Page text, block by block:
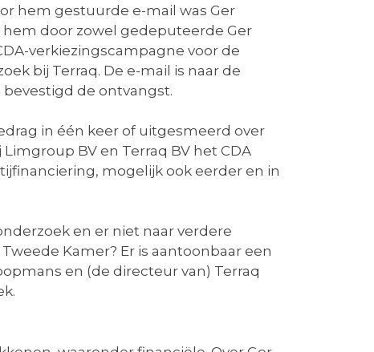
hem gestuurde e-mail was Ger
door zowel gedeputeerde Ger
verkiezingscampagne voor de
bij Terraq. De e-mail is naar de
de ontvangst.
in één keer of uitgesmeerd over
BV en Terraq BV het CDA
mogelijk ook eerder en in
en er niet naar verdere
Kamer? Er is aantoonbaar een
en (de directeur van) Terraq